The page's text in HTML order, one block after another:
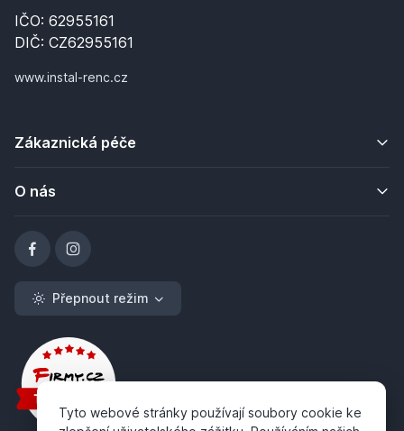
IČO: 62955161
DIČ: CZ62955161
www.instal-renc.cz
Zákaznická péče
O nás
Přepnout režim
Tyto webové stránky používají soubory cookie ke